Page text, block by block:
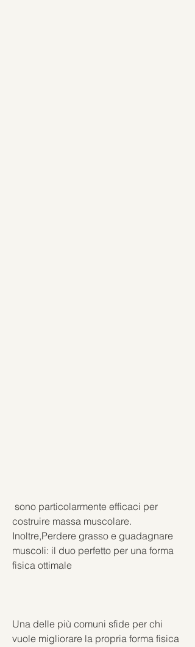
costruire massa muscolare.
Inoltre,Perdere grasso e guadagnare
muscoli: il duo perfetto per una forma
fisica ottimale
Una delle più comuni sfide per chi
vuole migliorare la propria forma fisica